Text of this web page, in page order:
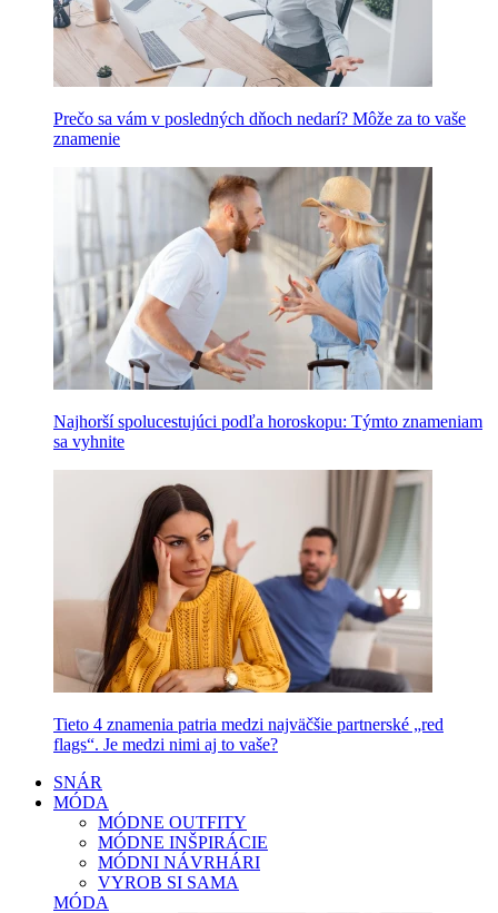
Prečo sa vám v posledných dňoch nedarí? Môže za to vaše
znamenie
Najhorší spolucestujúci podľa horoskopu: Týmto znameniam
sa vyhnite
Tieto 4 znamenia patria medzi najväčšie partnerské „red
flags“. Je medzi nimi aj to vaše?
SNÁR
MÓDA
MÓDNE OUTFITY
MÓDNE INŠPIRÁCIE
MÓDNI NÁVRHÁRI
VYROB SI SAMA
MÓDA